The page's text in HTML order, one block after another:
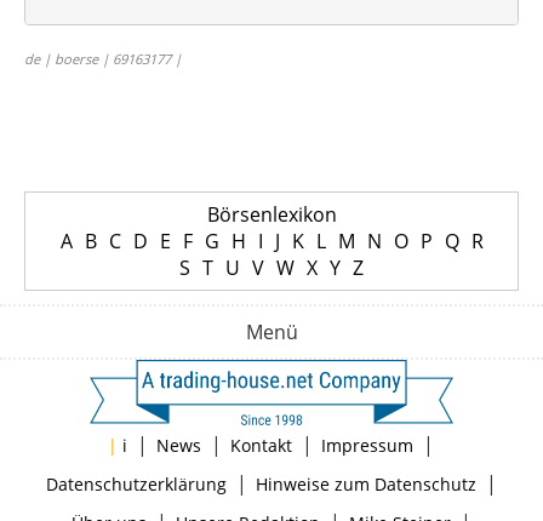
de | boerse | 69163177 |
Börsenlexikon
A B C D E F G H I J K L M N O P Q R
S T U V W X Y Z
Menü
| i | News | Kontakt | Impressum |
Datenschutzerklärung| Hinweise zum Datenschutz |